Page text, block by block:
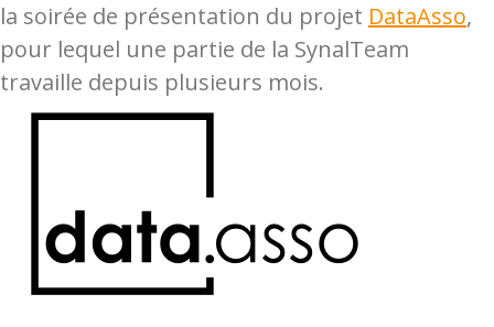
la soirée de présentation du projet DataAsso,
pour lequel une partie de la SynalTeam
travaille depuis plusieurs mois.